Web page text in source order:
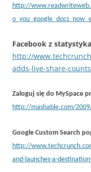
http://
Facebook z
http://
adds-live-share-
Zaloguj się do MySpace
http://mashable.com/
Google Custom Search
http://
and-launches-a-